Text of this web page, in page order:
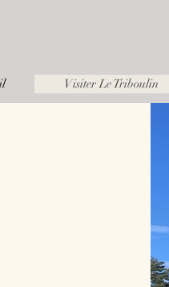
Visiter Le Triboulin